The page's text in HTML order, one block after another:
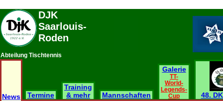
DJK
Saarlouis-
Roden
Abteilung Tischtennis
News Termine
Training
& mehr
Mannschaften
Galerie
TT-
World-
Legends-
Cup
48.